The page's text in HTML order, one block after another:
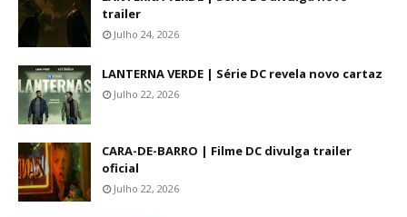
trailer
Julho 24, 2026
LANTERNA VERDE | Série DC revela novo cartaz
Julho 22, 2026
CARA-DE-BARRO | Filme DC divulga trailer
oficial
Julho 22, 2026